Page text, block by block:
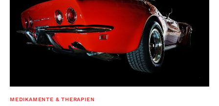
MEDIKAMENTE & THERAPIEN